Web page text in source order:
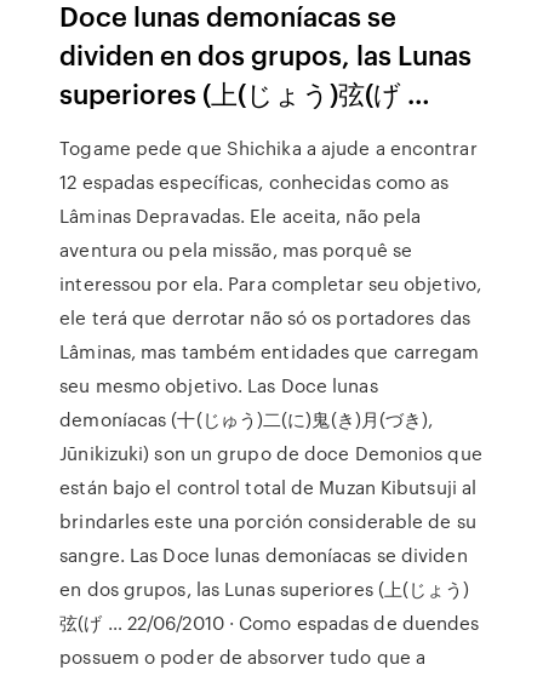
Doce lunas demoníacas se
dividen en dos grupos, las Lunas
superiores (上(じょう)弦(げ …
Togame pede que Shichika a ajude a encontrar
12 espadas específicas, conhecidas como as
Lâminas Depravadas. Ele aceita, não pela
aventura ou pela missão, mas porquê se
interessou por ela. Para completar seu objetivo,
ele terá que derrotar não só os portadores das
Lâminas, mas também entidades que carregam
seu mesmo objetivo. Las Doce lunas
demoníacas (十(じゅう)二(に)鬼(き)月(づき),
Jūnikizuki) son un grupo de doce Demonios que
están bajo el control total de Muzan Kibutsuji al
brindarles este una porción considerable de su
sangre. Las Doce lunas demoníacas se dividen
en dos grupos, las Lunas superiores (上(じょう)
弦(げ … 22/06/2010 · Como espadas de duendes
possuem o poder de absorver tudo que a